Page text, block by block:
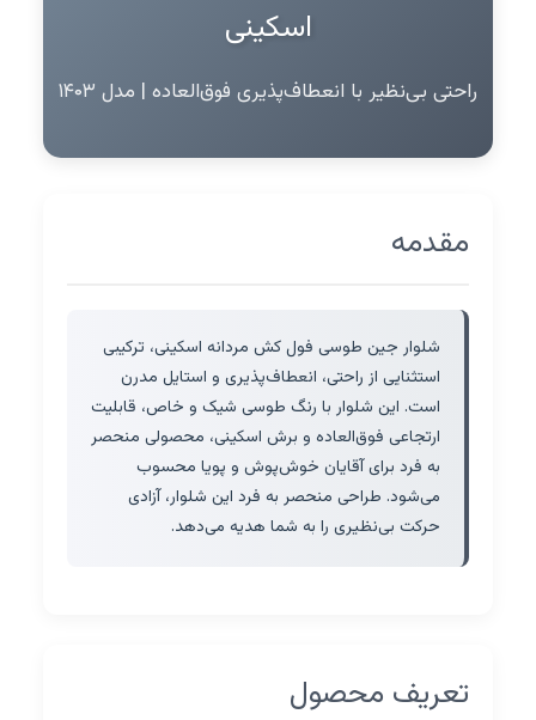
اسکینی
راحتی بی‌نظیر با انعطاف‌پذیری فوق‌العاده | مدل ۱۴۰۳
مقدمه
شلوار جین طوسی فول کش مردانه اسکینی، ترکیبی
استثنایی از راحتی، انعطاف‌پذیری و استایل مدرن
است. این شلوار با رنگ طوسی شیک و خاص، قابلیت
ارتجاعی فوق‌العاده و برش اسکینی، محصولی منحصر
به فرد برای آقایان خوش‌پوش و پویا محسوب
می‌شود. طراحی منحصر به فرد این شلوار، آزادی
حرکت بی‌نظیری را به شما هدیه می‌دهد.
تعریف محصول